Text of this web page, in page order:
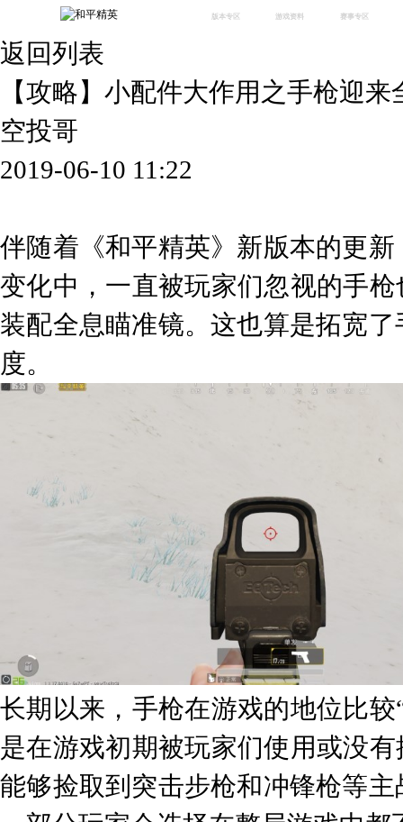
版本专区 游戏资料 赛事专区
体验服 视频中心 授权赛 腾
返回列表
【攻略】小配件大作用之手枪迎
空投哥
2019-06-10 11:22
伴随着《和平精英》新版本的更
变化中，一直被玩家们忽视的手
装配全息瞄准镜。这也算是拓宽
度。
长期以来，手枪在游戏的地位比
是在游戏初期被玩家们使用或没
能够捡取到突击步枪和冲锋枪等